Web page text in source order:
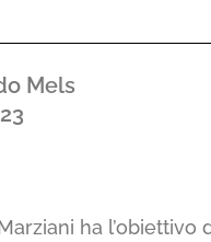
Mels
ha l’obiettivo